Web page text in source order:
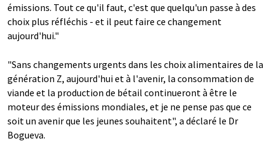
émissions. Tout ce qu'il faut, c'est que quelqu'un passe à des
choix plus réfléchis - et il peut faire ce changement
aujourd'hui."
"Sans changements urgents dans les choix alimentaires de la
génération Z, aujourd'hui et à l'avenir, la consommation de
viande et la production de bétail continueront à être le
moteur des émissions mondiales, et je ne pense pas que ce
soit un avenir que les jeunes souhaitent", a déclaré le Dr
Bogueva.